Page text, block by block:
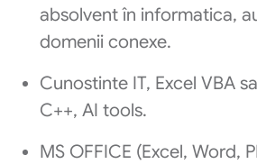
absolvent în informatica,
domenii conexe.
Cunostinte IT, Excel VBA
C++, AI tools.
MS OFFICE (Excel, Word,